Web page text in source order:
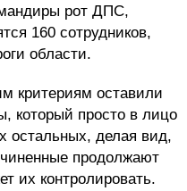
рот ДПС,
160 сотрудников,
области.
критериям оставили
который просто в лицо
остальных, делая вид,
продолжают
их контролировать.